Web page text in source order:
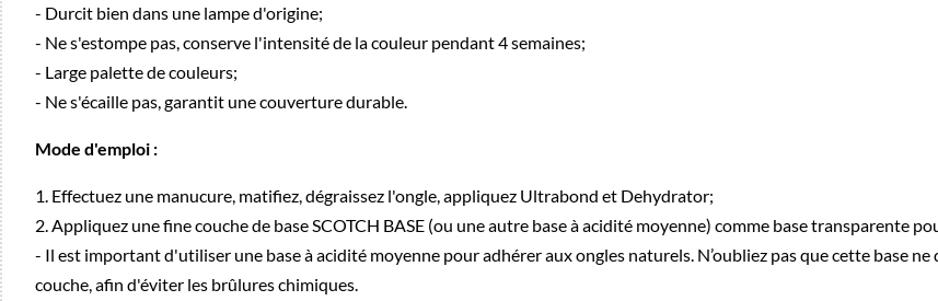
- Durcit bien dans une lampe d'origine;
- Ne s'estompe pas, conserve l'intensité de la couleur pendant 4 semaines;
- Large palette de couleurs;
- Ne s'écaille pas, garantit une couverture durable.
Mode d'emploi :
1. Effectuez une manucure, matifiez, dégraissez l'ongle, appliquez Ultrabond et Dehydrator;
2. Appliquez une fine couche de base SCOTCH BASE (ou une autre base à acidité moyenne) comme base transparente
- Il est important d'utiliser une base à acidité moyenne pour adhérer aux ongles naturels. N’oubliez pas que cette base
couche, afin d'éviter les brûlures chimiques.